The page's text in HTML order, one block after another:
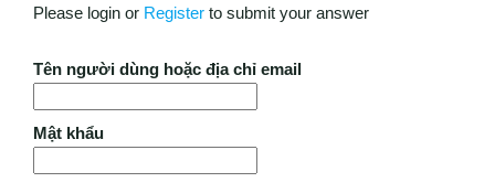
Please login or Register to submit your answer
Tên người dùng hoặc địa chỉ email
Mật khẩu